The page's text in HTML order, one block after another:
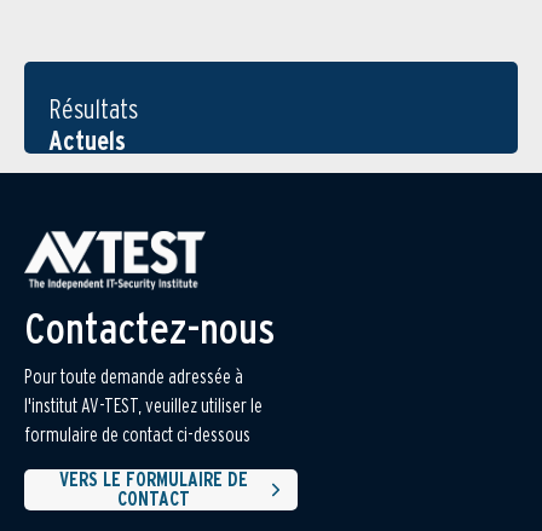
Résultats
Actuels
Contactez-nous
Pour toute demande adressée à
l'institut AV-TEST, veuillez utiliser le
formulaire de contact ci-dessous
VERS LE FORMULAIRE DE
CONTACT